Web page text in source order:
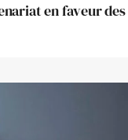
en faveur des